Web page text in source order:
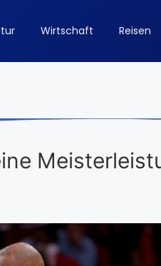
Wirtschaft Reisen